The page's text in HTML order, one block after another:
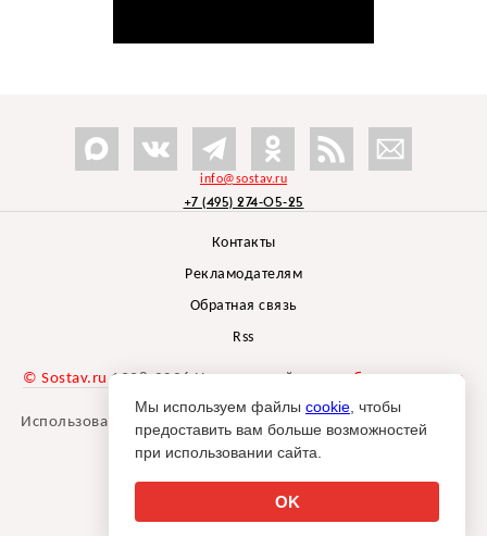
info@sostav.ru
+7 (495) 274-05-25
Контакты
Рекламодателям
Обратная связь
Rss
© Sostav.ru 1998-2026 Независимый проектбрендингового
агентства Depot
Использование материалов Sostav.ru допустимо только при
указании источника.
Мы используем файлы cookie , чтобы
предоставить вам больше возможностей
при использовании сайта.
OK